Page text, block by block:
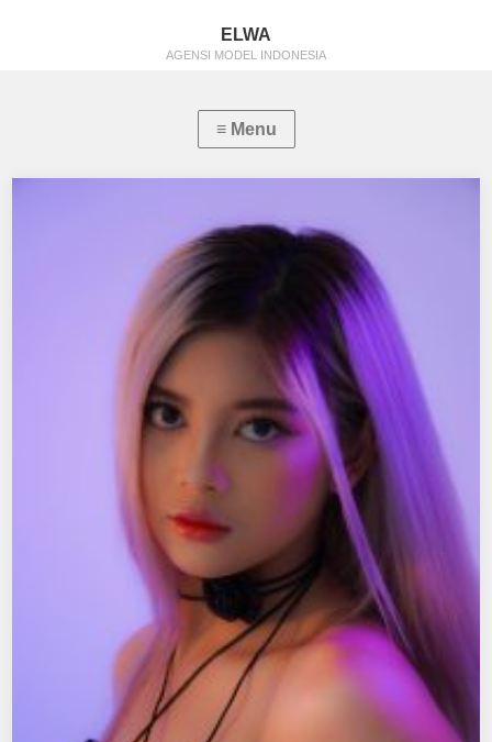
ELWA
AGENSI MODEL INDONESIA